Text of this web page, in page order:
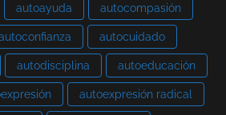
autoayuda autocompasión
autocuidado
autodisciplina autoeducación
autoexpresión radical